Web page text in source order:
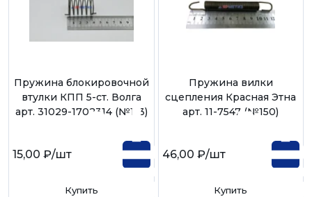
Пружина блокировочной
втулки КПП 5-ст. Волга
арт. 31029-1702314 (№113)
15,00 ₽/шт
Купить
Пружина вилки
сцепления Красная Этна
арт. 11-7547 (№150)
46,00 ₽/шт
Купить